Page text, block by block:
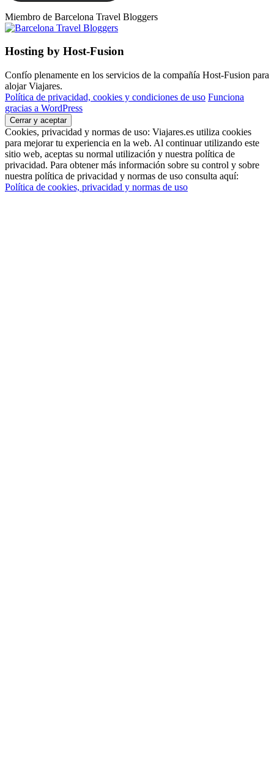
Miembro de Barcelona Travel Bloggers
Hosting by Host-Fusion
Confío plenamente en los servicios de la compañía Host-Fusion para
alojar Viajares.
Política de privacidad, cookies y condiciones de uso Funciona
gracias a WordPress
Cookies, privacidad y normas de uso: Viajares.es utiliza cookies
para mejorar tu experiencia en la web. Al continuar utilizando este
sitio web, aceptas su normal utilización y nuestra política de
privacidad. Para obtener más información sobre su control y sobre
nuestra política de privacidad y normas de uso consulta aquí:
Política de cookies, privacidad y normas de uso